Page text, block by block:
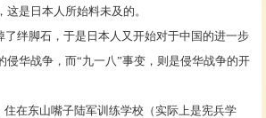
是日本人所始料未及的。
绊脚石，于是日本人又开始对于中国的进一步
侵华战争，而“九一八”事变，则是侵华战争的开
在东山嘴子陆军训练学校（实际上是宪兵学